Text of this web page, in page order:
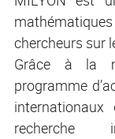
chercheurs sur
Grâce à la
programme
recherche